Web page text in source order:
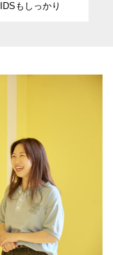
もしっかり